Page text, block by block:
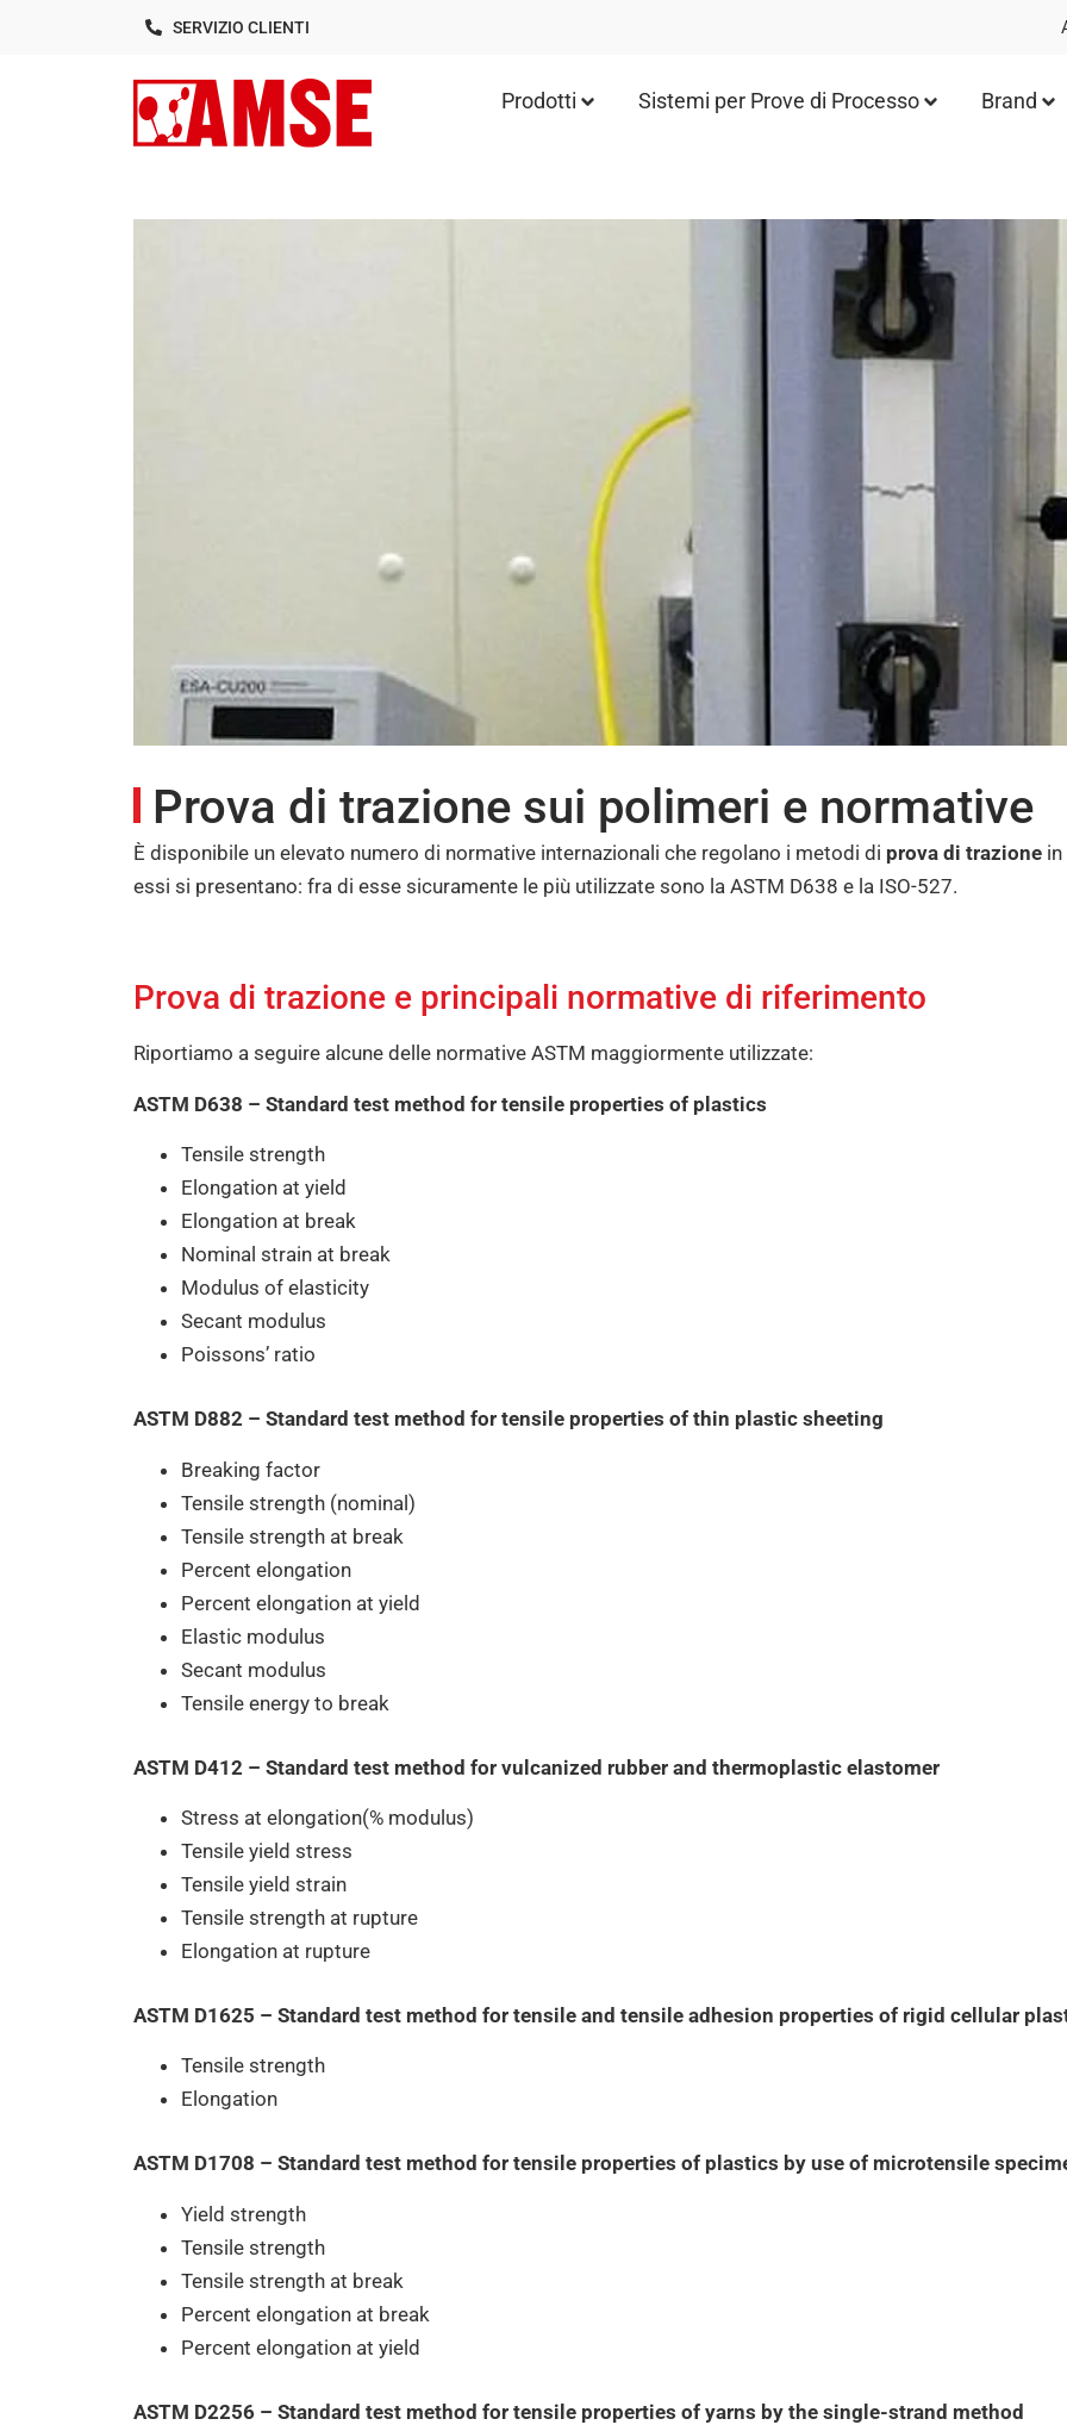
SERVIZIO CLIENTI
Prodotti Sistemi per Prove di Processo Brand
Prova di trazione sui polimeri e normative
È disponibile un elevato numero di normative internazionali che regolano i metodi di prova di trazione
essi si presentano: fra di esse sicuramente le più utilizzate sono la ASTM D638 e la ISO-527.
Prova di trazione e principali normative di riferimento
Riportiamo a seguire alcune delle normative ASTM maggiormente utilizzate:
ASTM D638 – Standard test method for tensile properties of plastics
Tensile strength
Elongation at yield
Elongation at break
Nominal strain at break
Modulus of elasticity
Secant modulus
Poissons’ ratio
ASTM D882 – Standard test method for tensile properties of thin plastic sheeting
Breaking factor
Tensile strength (nominal)
Tensile strength at break
Percent elongation
Percent elongation at yield
Elastic modulus
Secant modulus
Tensile energy to break
ASTM D412 – Standard test method for vulcanized rubber and thermoplastic elastomer
Stress at elongation(% modulus)
Tensile yield stress
Tensile yield strain
Tensile strength at rupture
Elongation at rupture
ASTM D1625 – Standard test method for tensile and tensile adhesion properties of rigid cellular
Tensile strength
Elongation
ASTM D1708 – Standard test method for tensile properties of plastics by use of microtensile
Yield strength
Tensile strength
Tensile strength at break
Percent elongation at break
Percent elongation at yield
ASTM D2256 – Standard test method for tensile properties of yarns by the single-strand method